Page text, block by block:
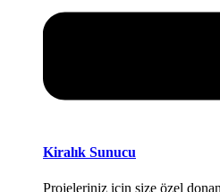
Kiralık Sunucu
Projeleriniz için size özel